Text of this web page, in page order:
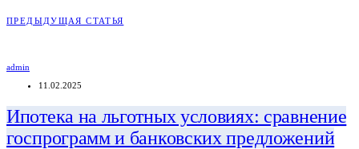
ПРЕДЫДУЩАЯ СТАТЬЯ
admin
11.02.2025
Ипотека на льготных условиях: сравнение
госпрограмм и банковских предложений